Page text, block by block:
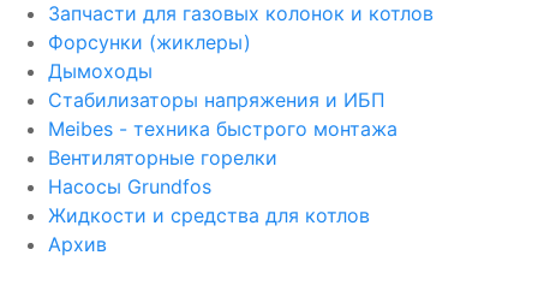
Запчасти для газовых колонок и котлов
Форсунки (жиклеры)
Дымоходы
Стабилизаторы напряжения и ИБП
Meibes - техника быстрого монтажа
Вентиляторные горелки
Насосы Grundfos
Жидкости и средства для котлов
Архив